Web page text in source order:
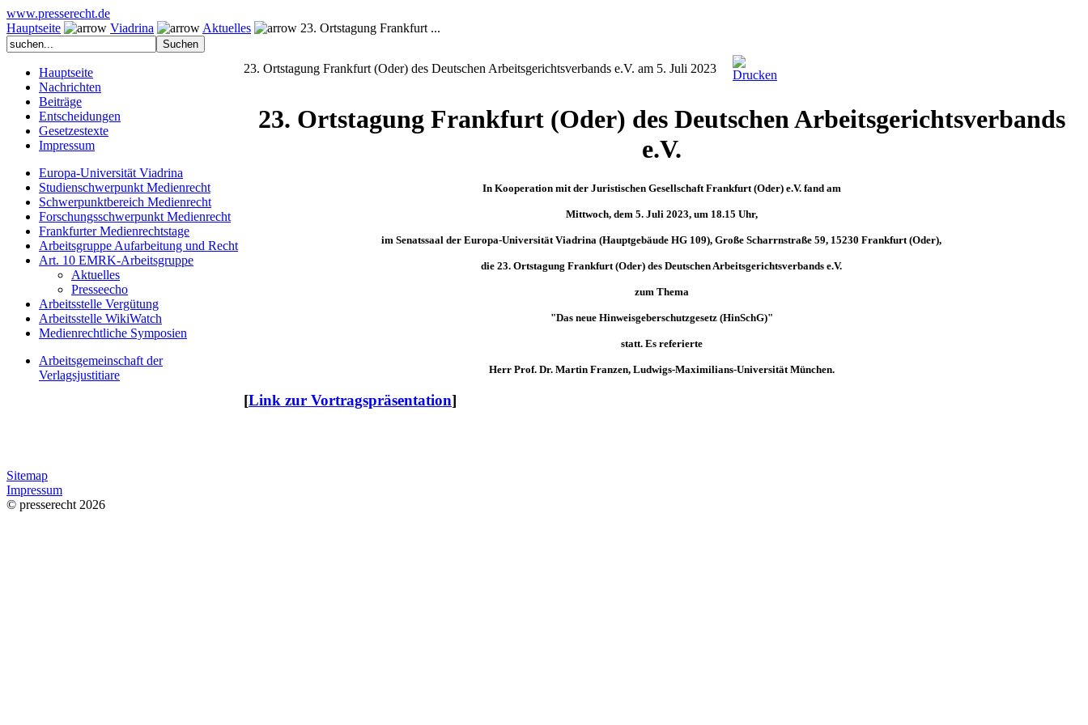
www.presserecht.de
Hauptseite
Viadrina Aktuelles 23. Ortstagung Frankfurt ...
Hauptseite
Nachrichten
Beiträge
Entscheidungen
Gesetzestexte
Impressum
Europa-Universität Viadrina
Studienschwerpunkt Medienrecht
Schwerpunktbereich Medienrecht
Forschungsschwerpunkt Medienrecht
Frankfurter Medienrechtstage
Arbeitsgruppe Aufarbeitung und Recht
Art. 10 EMRK-Arbeitsgruppe
Aktuelles
Presseecho
Arbeitsstelle Vergütung
Arbeitsstelle WikiWatch
Medienrechtliche Symposien
Arbeitsgemeinschaft der
Verlagsjustitiare
23. Ortstagung Frankfurt (Oder) des Deutschen Arbeitsgerichtsverbands e.V. am 5. Juli 2023
23. Ortstagung Frankfurt (Oder) des Deutschen Arbeitsgerichtsverbands
e.V.
In Kooperation mit der Juristischen Gesellschaft Frankfurt (Oder) e.V. fand am
Mittwoch, dem 5. Juli 2023, um 18.15 Uhr,
im Senatssaal der Europa-Universität Viadrina (Hauptgebäude HG 109), Große Scharrnstraße 59, 15230 Frankfurt (Oder),
die 23. Ortstagung Frankfurt (Oder) des Deutschen Arbeitsgerichtsverbands e.V.
zum Thema
"Das neue Hinweisgeberschutzgesetz (HinSchG)"
statt. Es referierte
Herr Prof. Dr. Martin Franzen, Ludwigs-Maximilians-Universität München.
[Link zur Vortragspräsentation]
Sitemap
Impressum
© presserecht 2026